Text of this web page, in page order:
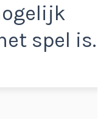
spel is.